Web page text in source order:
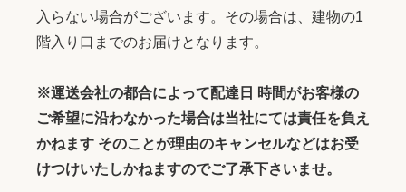
入らない場合がございます。その場合は、建物の1
階入り口までのお届けとなります。
※運送会社の都合によって配達日 時間がお客様の
ご希望に沿わなかった場合は当社にては責任を負え
かねます そのことが理由のキャンセルなどはお受
けつけいたしかねますのでご了承下さいませ。